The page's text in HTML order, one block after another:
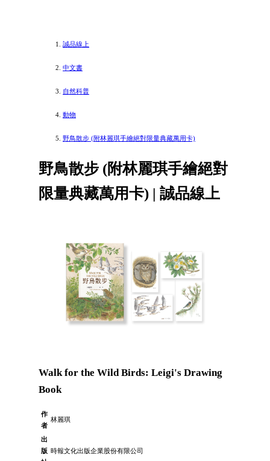
誠品線上
中文書
自然科普
動物
野鳥散步 (附林麗琪手繪絕對限量典藏萬用卡)
野鳥散步 (附林麗琪手繪絕對
限量典藏萬用卡) | 誠品線上
Walk for the Wild Birds: Leigi's Drawing
Book
作
者
林麗琪
出
版 時報文化出版企業股份有限公司